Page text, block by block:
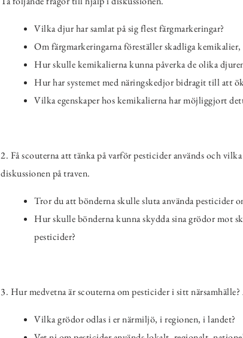
Vilka djur har samlat på sig flest färgmarkeringar?
Om färgmarkeringarna föreställer skadliga kemikalier,
Hur skulle kemikalierna kunna påverka de olika
Hur har systemet med näringskedjor bidragit till att
Vilka egenskaper hos kemikalierna har möjliggjort
2. Få scouterna att tänka på varför pesticider används och
diskussionen på traven.
Tror du att bönderna skulle sluta använda pesticider
Hur skulle bönderna kunna skydda sina grödor mot
pesticider?
3. Hur medvetna är scouterna om pesticider i sitt
Vilka grödor odlas i er närmiljö, i regionen, i landet?